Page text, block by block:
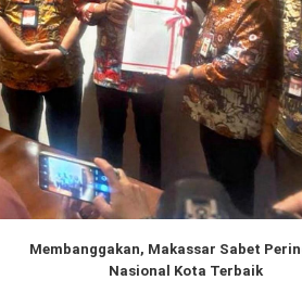
Membanggakan, Makassar Sabet
Nasional Kota Terbaik